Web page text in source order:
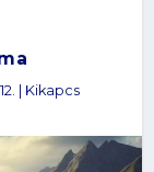
Kikapcs